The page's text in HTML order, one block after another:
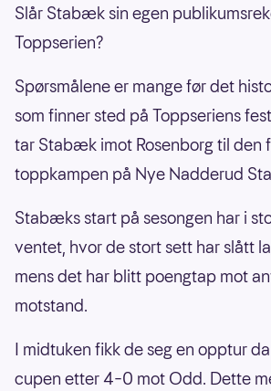
Slår Stabæk sin egen
Toppserien?
Spørsmålene er mange før det
som finner sted på Toppseriens
tar Stabæk imot Rosenborg til den
toppkampen på Nye Nadderud
Stabæks start på sesongen har i
ventet, hvor de stort sett har slått
mens det har blitt poengtap mot
motstand.
I midtuken fikk de seg en opptur
cupen etter 4–0 mot Odd. Dette